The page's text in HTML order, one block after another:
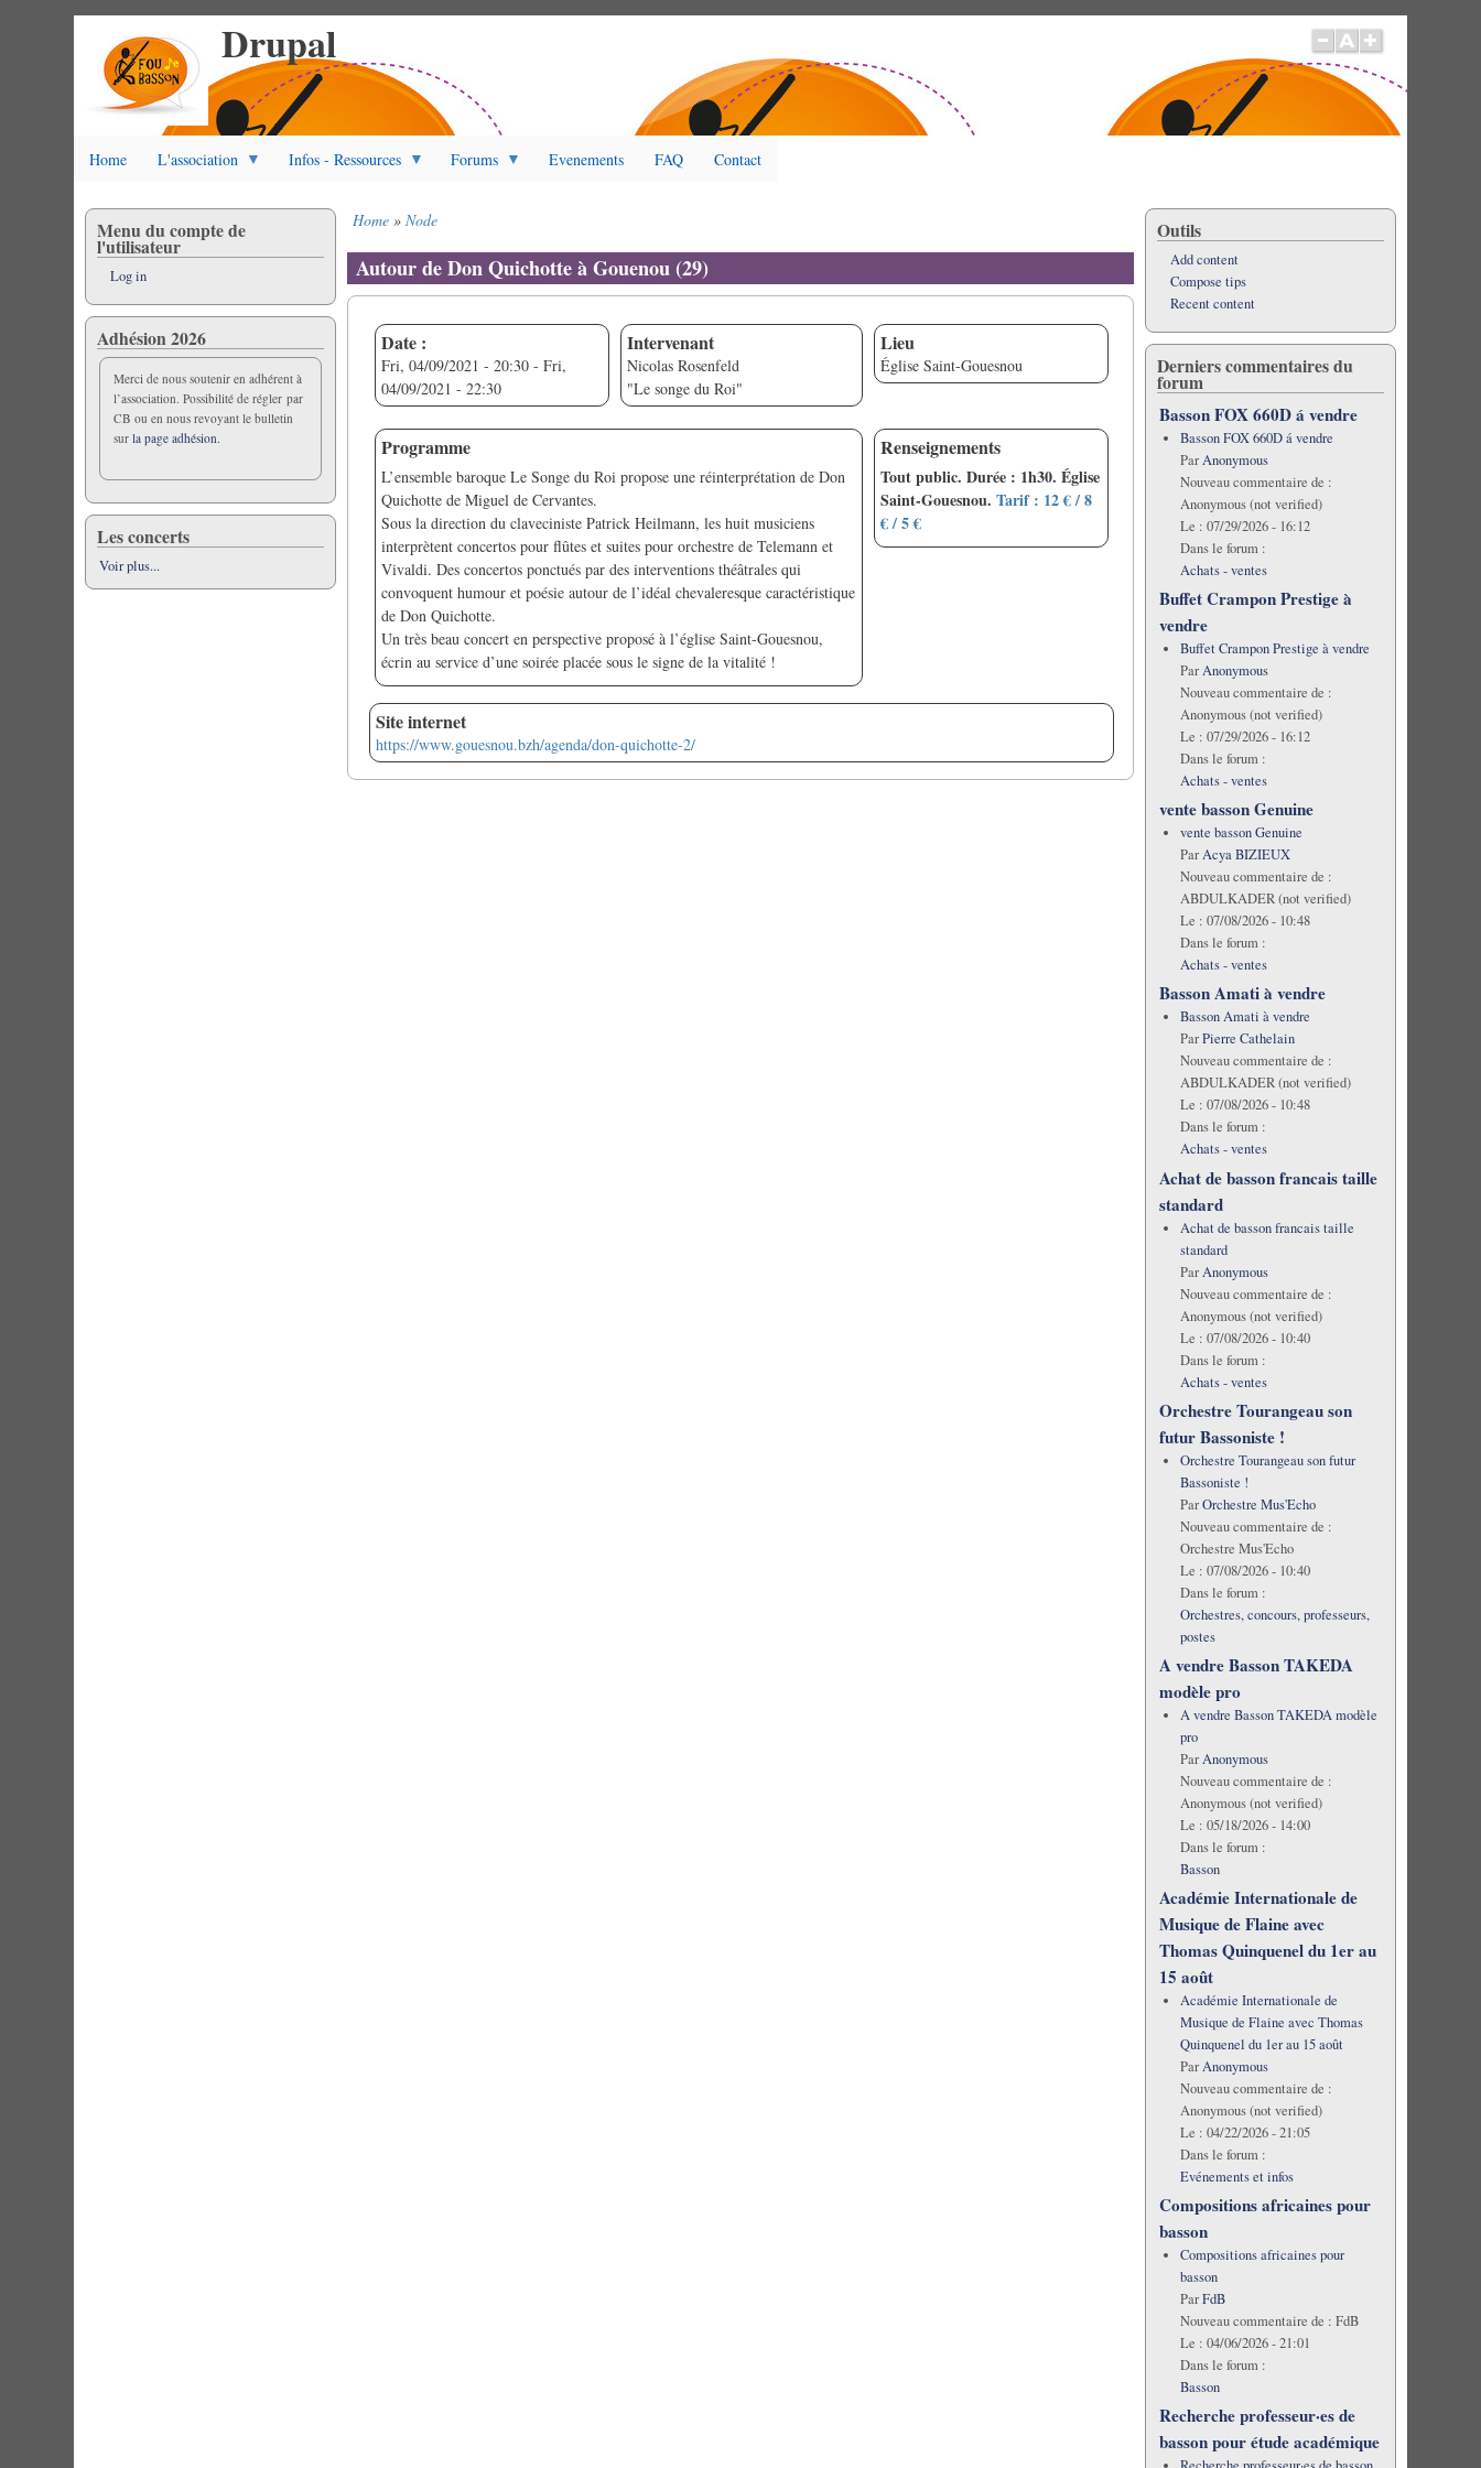
Drupal
Home L'association Infos - Ressources Forums Evenements FAQ Contact
Home Node
Autour de Don Quichotte à Gouenou (29)
Date :
Fri, 04/09/2021 - 20:30 -Fri,
04/09/2021 - 22:30
Intervenant
Nicolas Rosenfeld
"Le songe du Roi"
Lieu
Église Saint-Gouesnou
Programme
L’ensemble baroque Le Songe du Roi propose une réinterprétation de Don
Quichotte de Miguel de Cervantes.
Sous la direction du claveciniste Patrick Heilmann, les huit musiciens
interprètent concertos pour flûtes et suites pour orchestre de Telemann et
Vivaldi. Des concertos ponctués par des interventions théâtrales qui
convoquent humour et poésie autour de l’idéal chevaleresque caractéristique
de Don Quichotte.
Un très beau concert en perspective proposé à l’église Saint-Gouesnou,
écrin au service d’une soirée placée sous le signe de la vitalité !
Renseignements
Tout public. Durée : 1h30. Église
Saint-Gouesnou. Tarif : 12 € / 8
€ / 5 €
Site internet
https://www.gouesnou.bzh/agenda/don-quichotte-2/
Menu du compte de
l'utilisateur
Log in
Adhésion 2026
Merci de nous soutenir en adhérent à
l’association. Possibilité de régler par
CB ou en nous revoyant le bulletin
surla page adhésion.
Les concerts
Voir plus...
Outils
Add content
Compose tips
Recent content
Derniers commentaires du
forum
Basson FOX 660D á vendre
Basson FOX 660D á vendre
ParAnonymous
Nouveau commentaire de :
Anonymous (not verified)
Le : 07/29/2026 - 16:12
Dans le forum :
Achats - ventes
Buffet Crampon Prestige à
vendre
Buffet Crampon Prestige à vendre
ParAnonymous
Nouveau commentaire de :
Anonymous (not verified)
Le : 07/29/2026 - 16:12
Dans le forum :
Achats - ventes
vente basson Genuine
vente basson Genuine
ParAcya BIZIEUX
Nouveau commentaire de :
ABDULKADER (not verified)
Le : 07/08/2026 - 10:48
Dans le forum :
Achats - ventes
Basson Amati à vendre
Basson Amati à vendre
ParPierre Cathelain
Nouveau commentaire de :
ABDULKADER (not verified)
Le : 07/08/2026 - 10:48
Dans le forum :
Achats - ventes
Achat de basson francais taille
standard
Achat de basson francais taille
standard
ParAnonymous
Nouveau commentaire de :
Anonymous (not verified)
Le : 07/08/2026 - 10:40
Dans le forum :
Achats - ventes
Orchestre Tourangeau son
futur Bassoniste !
Orchestre Tourangeau son futur
Bassoniste !
ParOrchestre Mus'Echo
Nouveau commentaire de :
Orchestre Mus'Echo
Le : 07/08/2026 - 10:40
Dans le forum :
Orchestres, concours, professeurs,
postes
A vendre Basson TAKEDA
modèle pro
A vendre Basson TAKEDA modèle
pro
ParAnonymous
Nouveau commentaire de :
Anonymous (not verified)
Le : 05/18/2026 - 14:00
Dans le forum :
Basson
Académie Internationale de
Musique de Flaine avec
Thomas Quinquenel du 1er au
15 août
Académie Internationale de
Musique de Flaine avec Thomas
Quinquenel du 1er au 15 août
ParAnonymous
Nouveau commentaire de :
Anonymous (not verified)
Le : 04/22/2026 - 21:05
Dans le forum :
Evénements et infos
Compositions africaines pour
basson
Compositions africaines pour
basson
ParFdB
Nouveau commentaire de : FdB
Le : 04/06/2026 - 21:01
Dans le forum :
Basson
Recherche professeur·es de
basson pour étude académique